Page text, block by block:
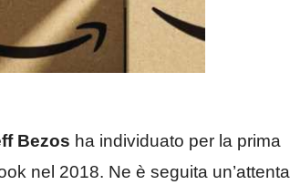
Bezos ha individuato per la prima
nel 2018. Ne è seguita un’attenta